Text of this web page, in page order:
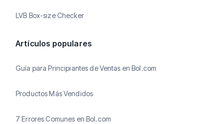
LVB Box-size Checker
Artículos populares
Guía para Principiantes de Ventas en Bol.com
Productos Más Vendidos
7 Errores Comunes en Bol.com